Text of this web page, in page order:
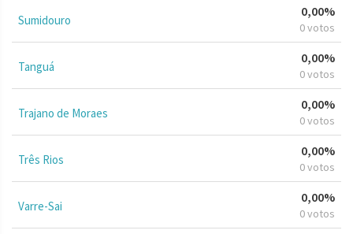
Sumidouro
0,00%
0 votos
Tanguá
0,00%
0 votos
Trajano de Moraes
0,00%
0 votos
Três Rios
0,00%
0 votos
Varre-Sai
0,00%
0 votos